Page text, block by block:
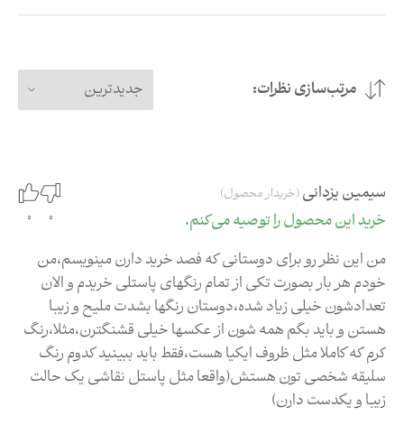
مرتب‌سازی نظرات: جدیدترین
سیمین یزدانی(خریدار محصول)
خرید این محصول را توصیه می‌کنم. 0
0
من این نظر رو برای دوستانی که فصد خرید دارن مینویسم،من
خودم هر بار بصورت تکی از تمام رنگهای پاستلی خریدم و الان
تعدادشون خیلی زیاد شده،دوستان رنگها بشدت ملیح و زیبا
هستن و باید بگم همه شون از عکسها خیلی قشنگترن،مثلا،رنگ
کرم که کاملا مثل ظروف ایکیا هست،فقط باید ببینید کدوم رنگ
سلیقه شخصی تون هستش(واقعا مثل پاستل نقاشی یک حالت
زیبا و یکدست دارن)